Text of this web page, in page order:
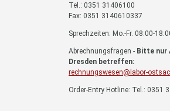
Tel.: 0351 31406100
Fax: 0351 3140610337
Sprechzeiten: Mo.-Fr. 08:00-
Abrechnungsfragen - Bitte nur
Dresden betreffen:
rechnungswesen@labor-
Order-Entry Hotline: Tel.: 0351